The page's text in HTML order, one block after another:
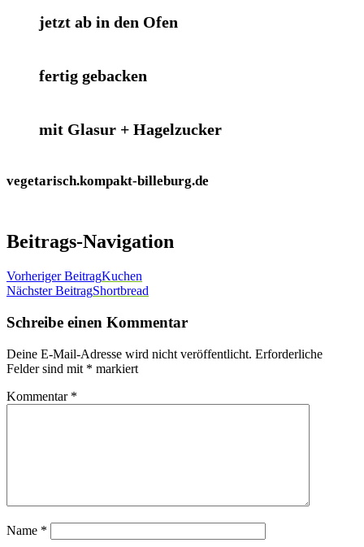
jetzt ab in den Ofen
fertig gebacken
mit Glasur + Hagelzucker
vegetarisch.kompakt-billeburg.de
Beitrags-Navigation
Vorheriger BeitragKuchen
Nächster BeitragShortbread
Schreibe einen Kommentar
Deine E-Mail-Adresse wird nicht veröffentlicht. Erforderliche
Felder sind mit * markiert
Kommentar *
Name *